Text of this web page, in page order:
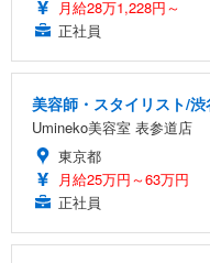
月給28万1,228円～
正社員
美容師・スタイリスト/
Umineko美容室 表参道店
東京都
月給25万円～63万円
正社員